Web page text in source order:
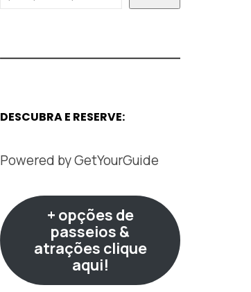
DESCUBRA E RESERVE:
Powered byGetYourGuide
+ opções de
passeios &
atrações clique
aqui!